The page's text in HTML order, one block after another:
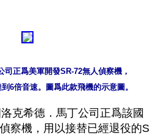
司正爲美軍開發SR-72無人偵察機，
克希德．馬丁公司正爲該國
察機，用以接替已經退役的S